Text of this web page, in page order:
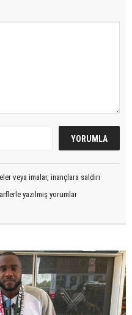
veya imalar, inançlara saldırı
yazılmış yorumlar